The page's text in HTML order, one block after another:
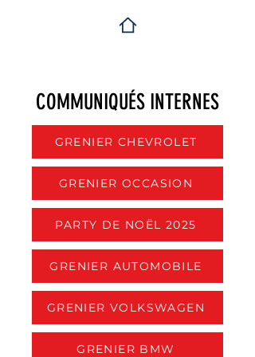
COMMUNIQUÉS INTERNES
GRENIER CHEVROLET
GRENIER OCCASION
PARTY DE NOËL 2025
GRENIER AUTOMOBILE
GRENIER VOLKSWAGEN
GRENIER BMW